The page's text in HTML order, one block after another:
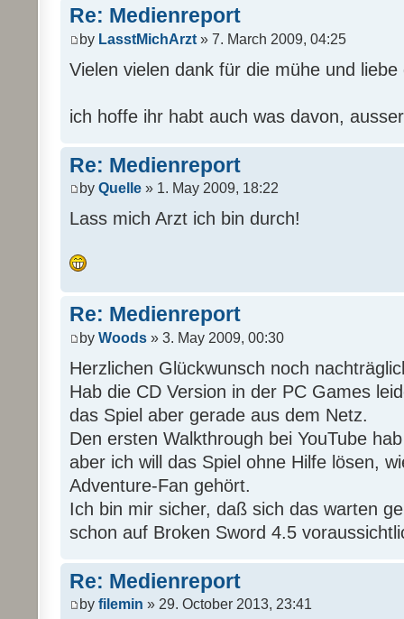
Re: Medienreport
by LasstMichArzt » 7. March 2009, 04:25
Vielen vielen dank für die mühe und
ich hoffe ihr habt auch was davon,
Re: Medienreport
by Quelle » 1. May 2009, 18:22
Lass mich Arzt ich bin durch!
Re: Medienreport
by Woods » 3. May 2009, 00:30
Herzlichen Glückwunsch noch
Hab die CD Version in der PC Games
das Spiel aber gerade aus dem Netz.
Den ersten Walkthrough bei YouTube
aber ich will das Spiel ohne Hilfe lösen,
Adventure-Fan gehört.
Ich bin mir sicher, daß sich das warten
schon auf Broken Sword 4.5
Re: Medienreport
by filemin » 29. October 2013, 23:41